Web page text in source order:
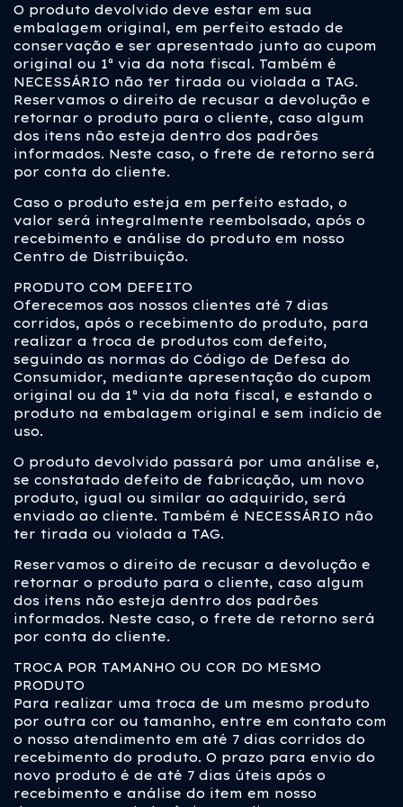
O produto devolvido deve estar em sua
embalagem original, em perfeito estado de
conservação e ser apresentado junto ao cupom
original ou 1ª via da nota fiscal. Também é
NECESSÁRIO não ter tirada ou violada a TAG.
Reservamos o direito de recusar a devolução e
retornar o produto para o cliente, caso algum
dos itens não esteja dentro dos padrões
informados. Neste caso, o frete de retorno será
por conta do cliente.
Caso o produto esteja em perfeito estado, o
valor será integralmente reembolsado, após o
recebimento e análise do produto em nosso
Centro de Distribuição.
PRODUTO COM DEFEITO
Oferecemos aos nossos clientes até 7 dias
corridos, após o recebimento do produto, para
realizar a troca de produtos com defeito,
seguindo as normas do Código de Defesa do
Consumidor, mediante apresentação do cupom
original ou da 1ª via da nota fiscal, e estando o
produto na embalagem original e sem indício de
uso.
O produto devolvido passará por uma análise e,
se constatado defeito de fabricação, um novo
produto, igual ou similar ao adquirido, será
enviado ao cliente. Também é NECESSÁRIO não
ter tirada ou violada a TAG.
Reservamos o direito de recusar a devolução e
retornar o produto para o cliente, caso algum
dos itens não esteja dentro dos padrões
informados. Neste caso, o frete de retorno será
por conta do cliente.
TROCA POR TAMANHO OU COR DO MESMO
PRODUTO
Para realizar uma troca de um mesmo produto
por outra cor ou tamanho, entre em contato com
o nosso atendimento em até 7 dias corridos do
recebimento do produto. O prazo para envio do
novo produto é de até 7 dias úteis após o
recebimento e análise do item em nosso